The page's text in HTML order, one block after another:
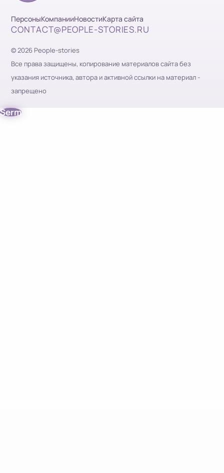
ПерсоныКомпанииНовостиКарта сайта
CONTACT@PEOPLE-STORIES.RU
© 2026 People-stories
Все права защищены, копирование материалов сайта без
указания источника, автора и активной ссылки на материал -
запрещено